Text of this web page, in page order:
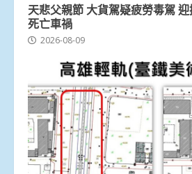
天悲父親節 大貨駕疑疲勞毒駕
死亡車禍
2026-08-09